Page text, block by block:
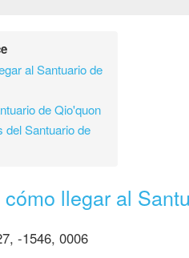
al Santuario de
de Qio'quon
Santuario de
llegar al
-1546, 0006